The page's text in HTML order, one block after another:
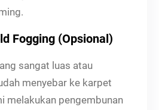
Fogging (Opsional)
sangat luas atau
menyebar ke karpet
melakukan pengembunan